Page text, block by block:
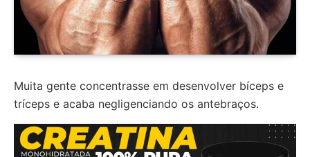
Muita gente concentrasse em desenvolver bíceps e
tríceps e acaba negligenciando os antebraços.